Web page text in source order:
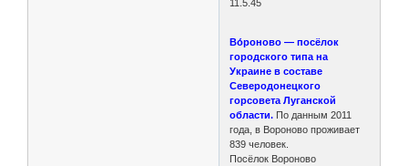
11.5.45
Во́роново — посёлок
городского типа на
Украине в составе
Северодонецкого
горсовета Луганской
области. По данным 2011
года, в Вороново проживает
839 человек.
Посёлок Вороново